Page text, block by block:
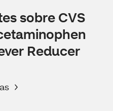
sobre CVS
Reducer